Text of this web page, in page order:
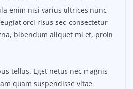
enim nisi varius ultrices nunc
orci risus sed consectetur
bibendum aliquet mi et, proin
tellus. Eget netus nec magnis
quam suspendisse vitae